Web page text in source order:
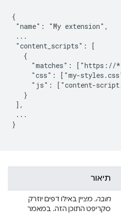
{
"name": "My extension",
...
"content_scripts": [
   {
"matches": ["https://
"css": ["my-
"js": ["content-
   }
],
...
}
תיאור
חובה. מציין באילו דפים יוזרק
סקריפט התוכן הזה. במאמר